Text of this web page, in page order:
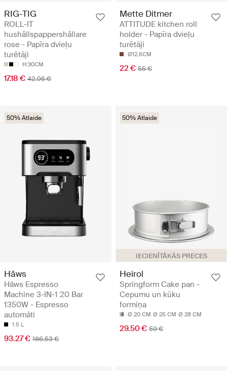
RIG-TIG
ROLL-IT
hushållspappershållare
rose - Papīra dvieļu
turētāji
H:30CM
17.18 € 42.95 €
Mette Ditmer
ATTITUDE kitchen roll
holder - Papīra dvieļu
turētāji
Ø12.6CM
22 € 55 €
50% Atlaide
Hâws
Hâws Espresso
Machine 3-IN-1 20 Bar
1350W - Espresso
automāti
1.5 L
93.27 € 186.53 €
IECIENĪTĀKĀS PRECES
50% Atlaide
Heirol
Springform Cake pan -
Cepumu un kūku
formiņa
Ø 20 CM Ø 25 CM Ø 28 CM
29.50 € 59 €